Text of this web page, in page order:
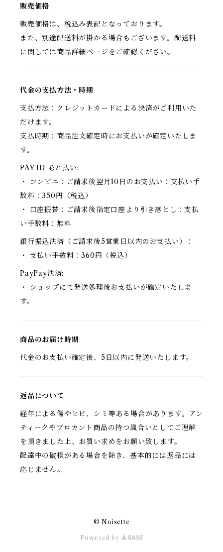
販売価格
販売価格は、税込み表記となっております。
また、別途配送料が掛かる場合もございます。配送料
に関しては商品詳細ページをご確認ください。
代金の支払方法・時期
支払方法：クレジットカードによる決済がご利用いた
だけます。
支払時期：商品注文確定時にお支払いが確定いたしま
す。
PAY ID あと払い:
・ コンビニ：ご請求後翌月10日のお支払い：支払い手
数料：350円（税込）
・ 口座振替：ご請求後指定口座より引き落とし：支払
い手数料：無料
銀行振込決済（ご請求後5営業日以内のお支払い）：
・ 支払い手数料：360円（税込）
PayPay決済:
・ ショップにて発送処理後お支払いが確定いたしま
す。
商品のお届け時期
代金のお支払い確定後、5日以内に発送いたします。
返品について
経年による傷やヒビ、シミ等ある場合があります。アン
ティークやブロカント商品の持つ風合いとしてご理解
を頂きました上、お買い求めをお願い致します。
配達中の破損がある場合を除き、基本的には返品には
応じません。
© Noisette
Powered by